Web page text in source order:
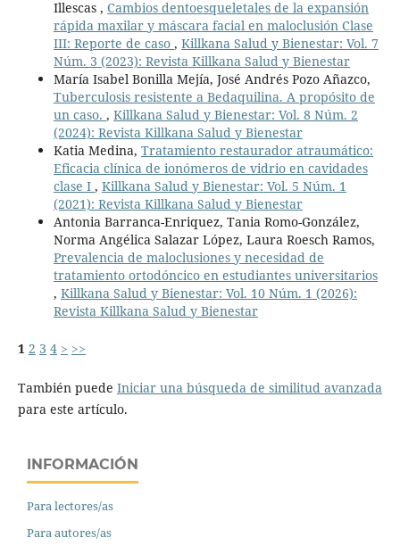
Illescas , Cambios dentoesqueletales de la expansión
rápida maxilar y máscara facial en maloclusión Clase
III: Reporte de caso , Killkana Salud y Bienestar: Vol. 7
Núm. 3 (2023): Revista Killkana Salud y Bienestar
María Isabel Bonilla Mejía, José Andrés Pozo Añazco,
Tuberculosis resistente a Bedaquilina. A propósito de
un caso. , Killkana Salud y Bienestar: Vol. 8 Núm. 2
(2024): Revista Killkana Salud y Bienestar
Katia Medina, Tratamiento restaurador atraumático:
Eficacia clínica de ionómeros de vidrio en cavidades
clase I , Killkana Salud y Bienestar: Vol. 5 Núm. 1
(2021): Revista Killkana Salud y Bienestar
Antonia Barranca-Enriquez, Tania Romo-González,
Norma Angélica Salazar López, Laura Roesch Ramos,
Prevalencia de maloclusiones y necesidad de
tratamiento ortodóncico en estudiantes universitarios
, Killkana Salud y Bienestar: Vol. 10 Núm. 1 (2026):
Revista Killkana Salud y Bienestar
1 2 3 4 > >>
También puede Iniciar una búsqueda de similitud avanzada
para este artículo.
INFORMACIÓN
Para lectores/as
Para autores/as